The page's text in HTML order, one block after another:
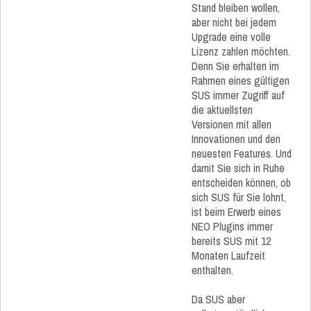
Stand bleiben wollen,
aber nicht bei jedem
Upgrade eine volle
Lizenz zahlen möchten.
Denn Sie erhalten im
Rahmen eines gültigen
SUS immer Zugriff auf
die aktuellsten
Versionen mit allen
Innovationen und den
neuesten Features. Und
damit Sie sich in Ruhe
entscheiden können, ob
sich SUS für Sie lohnt,
ist beim Erwerb eines
NEO Plugins immer
bereits SUS mit 12
Monaten Laufzeit
enthalten.
Da SUS aber